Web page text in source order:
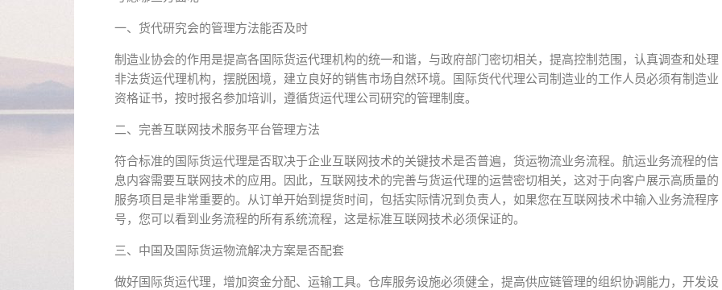
一、货代研究会的管理方法能否及时
制造业协会的作用是提高各国际货运代理机构的统一和谐，与政府部门密切相关，提高控制范围，认真调查和处理
非法货运代理机构，摆脱困境，建立良好的销售市场自然环境。国际货代代理公司制造业的工作人员必须有制造业
资格证书，按时报名参加培训，遵循货运代理公司研究的管理制度。
二、完善互联网技术服务平台管理方法
符合标准的国际货运代理是否取决于企业互联网技术的关键技术是否普遍，货运物流业务流程。航运业务流程的信
息内容需要互联网技术的应用。因此，互联网技术的完善与货运代理的运营密切相关，这对于向客户展示高质量的
服务项目是非常重要的。从订单开始到提货时间，包括实际情况到负责人，如果您在互联网技术中输入业务流程序
号，您可以看到业务流程的所有系统流程，这是标准互联网技术必须保证的。
三、中国及国际货运物流解决方案是否配套
做好国际货运代理，增加资金分配、运输工具。仓库服务设施必须健全，提高供应链管理的组织协调能力，开发设